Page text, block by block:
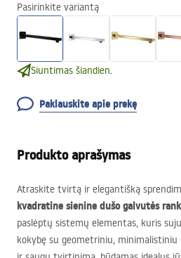
Pasirinkite variantą
Siuntimas šiandien.
Paklauskite apie prekę
Produkto aprašymas
Atraskite tvirtą ir elegantišką
kvadratine sienine dušo galvutės
paslėptų sistemų elementas, kuris
kokybę su geometriniu,